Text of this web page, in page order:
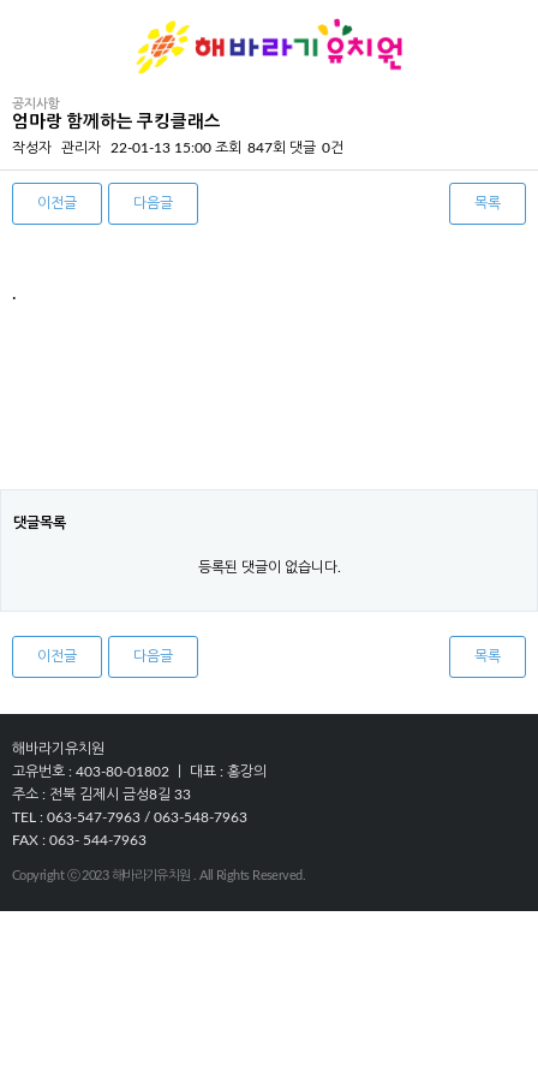
공지사항
엄마랑 함께하는 쿠킹클래스
작성자 관리자 22-01-13 15:00 조회 847회 댓글 0건
이전글 다음글 목록
.
댓글목록
등록된 댓글이 없습니다.
이전글 다음글 목록
해바라기유치원
고유번호 : 403-80-01802 ㅣ 대표 : 홍강의
주소 : 전북 김제시 금성8길 33
TEL : 063-547-7963 / 063-548-7963
FAX : 063- 544-7963
Copyright ⓒ 2023 해바라기유치원 . All Rights Reserved.